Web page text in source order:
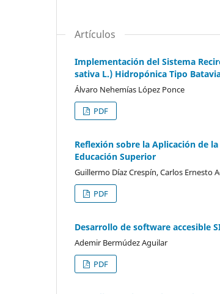
Artículos
Implementación del Sistema
sativa L.) Hidropónica Tipo
Álvaro Nehemías López Ponce
PDF
Reflexión sobre la Aplicación de
Educación Superior
Guillermo Díaz Crespín, Carlos Ernesto
PDF
Desarrollo de software accesible
Ademir Bermúdez Aguilar
PDF